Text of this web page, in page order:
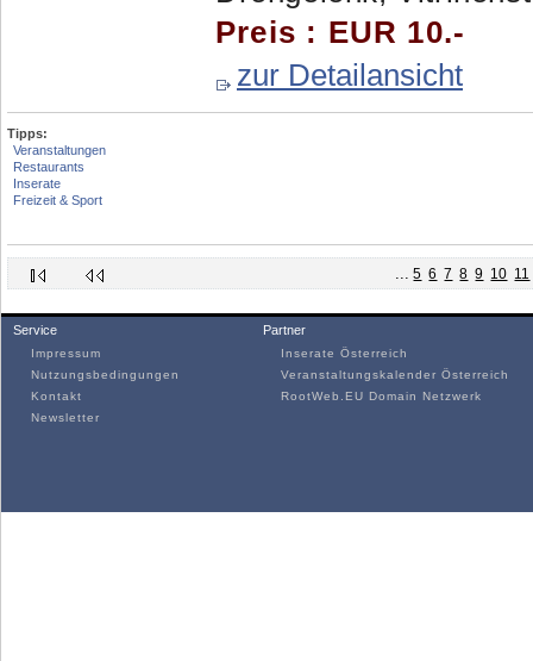
Preis : EUR 10.-
zur Detailansicht
Tipps:
Veranstaltungen
Restaurants
Inserate
Freizeit & Sport
... 5 6 7 8 9 10 11
Service
Impressum
Nutzungsbedingungen
Kontakt
Newsletter
Partner
Inserate Österreich
Veranstaltungskalender Österreich
RootWeb.EU Domain Netzwerk